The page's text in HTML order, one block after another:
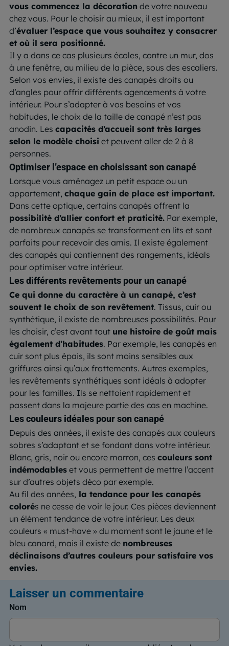
vous commencez la décoration de votre nouveau
chez vous. Pour le choisir au mieux, il est important
d’évaluer l’espace que vous souhaitez y consacrer
et où il sera positionné.
Il y a dans ce cas plusieurs écoles, contre un mur, dos
à une fenêtre, au milieu de la pièce, sous des escaliers.
Selon vos envies, il existe des canapés droits ou
d’angles pour offrir différents agencements à votre
intérieur. Pour s’adapter à vos besoins et vos
habitudes, le choix de la taille de canapé n’est pas
anodin. Les capacités d’accueil sont très larges
selon le modèle choisi et peuvent aller de 2 à 8
personnes.
Optimiser l’espace en choisissant son canapé
Lorsque vous aménagez un petit espace ou un
appartement, chaque gain de place est important.
Dans cette optique, certains canapés offrent la
possibilité d’allier confort et praticité. Par exemple,
de nombreux canapés se transforment en lits et sont
parfaits pour recevoir des amis. Il existe également
des canapés qui contiennent des rangements, idéals
pour optimiser votre intérieur.
Les différents revêtements pour un canapé
Ce qui donne du caractère à un canapé, c’est
souvent le choix de son revêtement. Tissus, cuir ou
synthétique, il existe de nombreuses possibilités. Pour
les choisir, c’est avant tout une histoire de goût mais
également d’habitudes. Par exemple, les canapés en
cuir sont plus épais, ils sont moins sensibles aux
griffures ainsi qu’aux frottements. Autres exemples,
les revêtements synthétiques sont idéals à adopter
pour les familles. Ils se nettoient rapidement et
passent dans la majeure partie des cas en machine.
Les couleurs idéales pour son canapé
Depuis des années, il existe des canapés aux couleurs
sobres s’adaptant et se fondant dans votre intérieur.
Blanc, gris, noir ou encore marron, ces couleurs sont
indémodables et vous permettent de mettre l’accent
sur d’autres objets déco par exemple.
Au fil des années, la tendance pour les canapés
colorés ne cesse de voir le jour. Ces pièces deviennent
un élément tendance de votre intérieur. Les deux
couleurs « must-have » du moment sont le jaune et le
bleu canard, mais il existe de nombreuses
déclinaisons d’autres couleurs pour satisfaire vos
envies.
Laisser un commentaire
Nom